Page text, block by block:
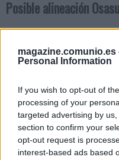
magazine.comunio.es
Personal Information
If you wish to opt-out of
processing of your
targeted advertising by
section to confirm your
opt-out request is
interest-based ads based
Posible alineación
David García, Íñigo Pérez
Roberto Torres (Kike
Estos jugadores son
Chimy Ávila (rodilla),
muscular), Lucas Torró.
Estos jugadores son